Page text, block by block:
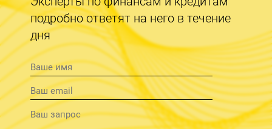
подробно ответят на него в течение
дня